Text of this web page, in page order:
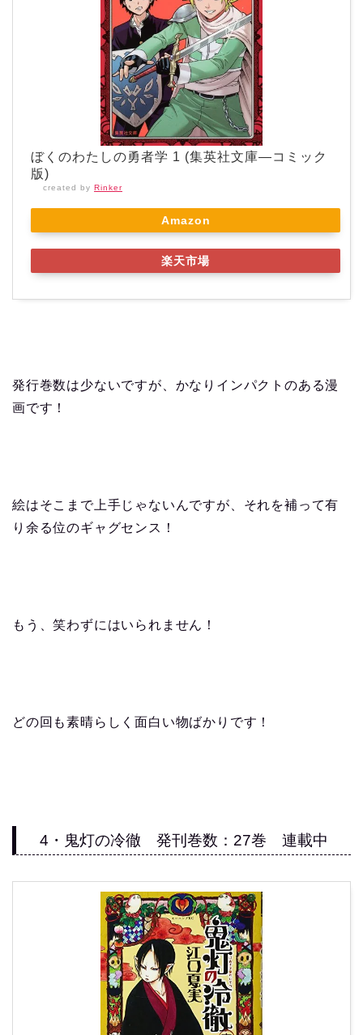
ぼくのわたしの勇者学 1 (集英社文庫―コミック
版)
created by Rinker
Amazon
楽天市場
発行巻数は少ないですが、かなりインパクトのある漫
画です！
絵はそこまで上手じゃないんですが、それを補って有
り余る位のギャグセンス！
もう、笑わずにはいられません！
どの回も素晴らしく面白い物ばかりです！
4・鬼灯の冷徹 発刊巻数：27巻 連載中